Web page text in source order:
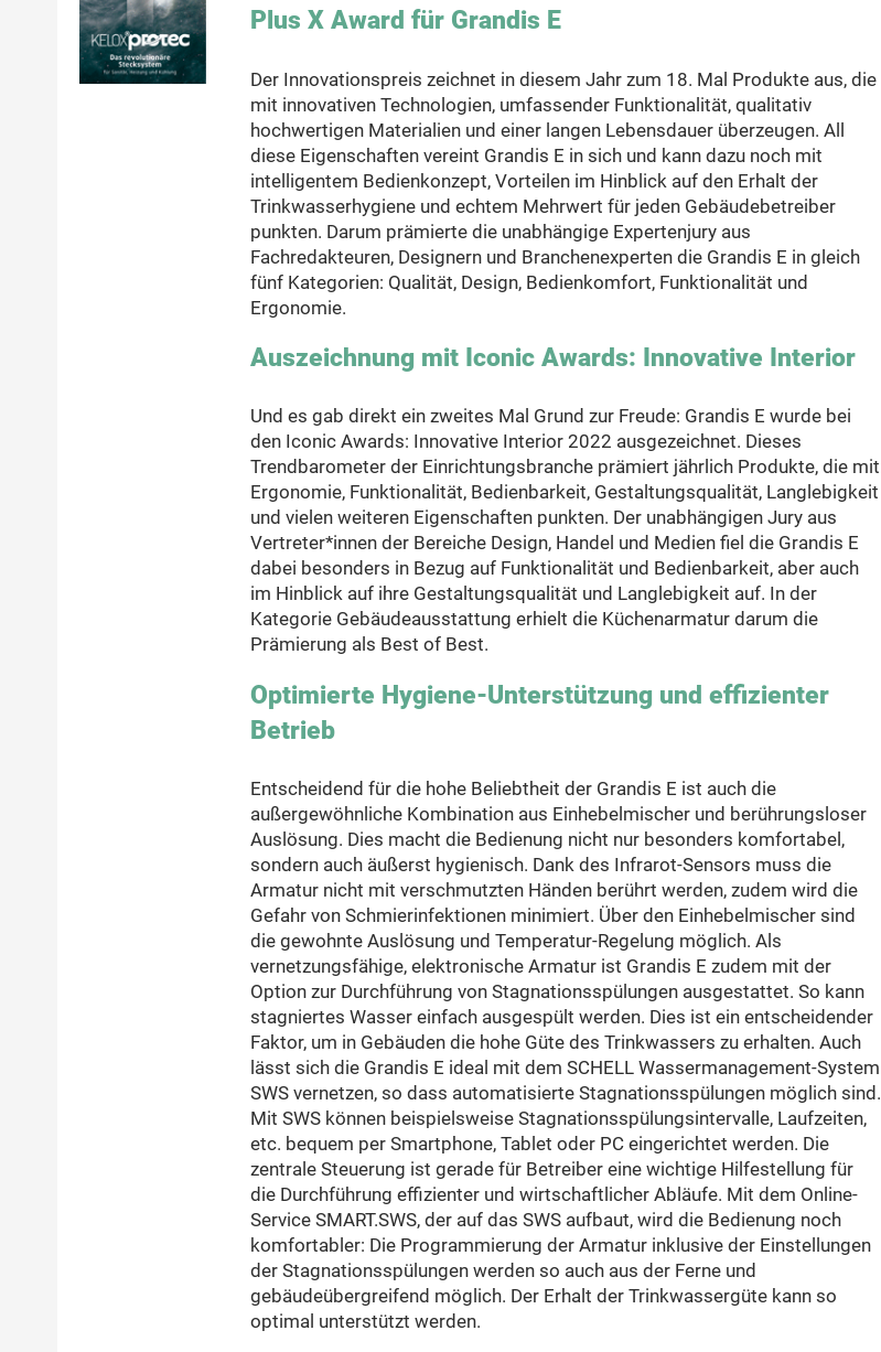
Plus X Award für Grandis E
Der Innovationspreis zeichnet in diesem Jahr zum 18. Mal Produkte aus, die
mit innovativen Technologien, umfassender Funktionalität, qualitativ
hochwertigen Materialien und einer langen Lebensdauer überzeugen. All
diese Eigenschaften vereint Grandis E in sich und kann dazu noch mit
intelligentem Bedienkonzept, Vorteilen im Hinblick auf den Erhalt der
Trinkwasserhygiene und echtem Mehrwert für jeden Gebäudebetreiber
punkten. Darum prämierte die unabhängige Expertenjury aus
Fachredakteuren, Designern und Branchenexperten die Grandis E in gleich
fünf Kategorien: Qualität, Design, Bedienkomfort, Funktionalität und
Ergonomie.
Auszeichnung mit Iconic Awards: Innovative Interior
Und es gab direkt ein zweites Mal Grund zur Freude: Grandis E wurde bei
den Iconic Awards: Innovative Interior 2022 ausgezeichnet. Dieses
Trendbarometer der Einrichtungsbranche prämiert jährlich Produkte, die mit
Ergonomie, Funktionalität, Bedienbarkeit, Gestaltungsqualität, Langlebigkeit
und vielen weiteren Eigenschaften punkten. Der unabhängigen Jury aus
Vertreter*innen der Bereiche Design, Handel und Medien fiel die Grandis E
dabei besonders in Bezug auf Funktionalität und Bedienbarkeit, aber auch
im Hinblick auf ihre Gestaltungsqualität und Langlebigkeit auf. In der
Kategorie Gebäudeausstattung erhielt die Küchenarmatur darum die
Prämierung als Best of Best.
Optimierte Hygiene-Unterstützung und effizienter
Betrieb
Entscheidend für die hohe Beliebtheit der Grandis E ist auch die
außergewöhnliche Kombination aus Einhebelmischer und berührungsloser
Auslösung. Dies macht die Bedienung nicht nur besonders komfortabel,
sondern auch äußerst hygienisch. Dank des Infrarot-Sensors muss die
Armatur nicht mit verschmutzten Händen berührt werden, zudem wird die
Gefahr von Schmierinfektionen minimiert. Über den Einhebelmischer sind
die gewohnte Auslösung und Temperatur-Regelung möglich. Als
vernetzungsfähige, elektronische Armatur ist Grandis E zudem mit der
Option zur Durchführung von Stagnationsspülungen ausgestattet. So kann
stagniertes Wasser einfach ausgespült werden. Dies ist ein entscheidender
Faktor, um in Gebäuden die hohe Güte des Trinkwassers zu erhalten. Auch
lässt sich die Grandis E ideal mit dem SCHELL Wassermanagement-System
SWS vernetzen, so dass automatisierte Stagnationsspülungen möglich sind.
Mit SWS können beispielsweise Stagnationsspülungsintervalle, Laufzeiten,
etc. bequem per Smartphone, Tablet oder PC eingerichtet werden. Die
zentrale Steuerung ist gerade für Betreiber eine wichtige Hilfestellung für
die Durchführung effizienter und wirtschaftlicher Abläufe. Mit dem Online-
Service SMART.SWS, der auf das SWS aufbaut, wird die Bedienung noch
komfortabler: Die Programmierung der Armatur inklusive der Einstellungen
der Stagnationsspülungen werden so auch aus der Ferne und
gebäudeübergreifend möglich. Der Erhalt der Trinkwassergüte kann so
optimal unterstützt werden.